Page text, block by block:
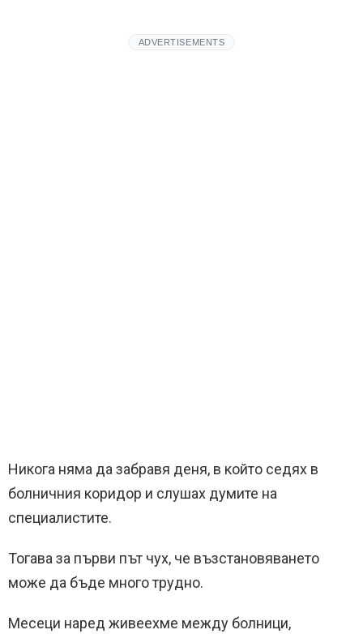
ADVERTISEMENTS
Никога няма да забравя деня, в който седях в
болничния коридор и слушах думите на
специалистите.
Тогава за първи път чух, че възстановяването
може да бъде много трудно.
Месеци наред живеехме между болници,